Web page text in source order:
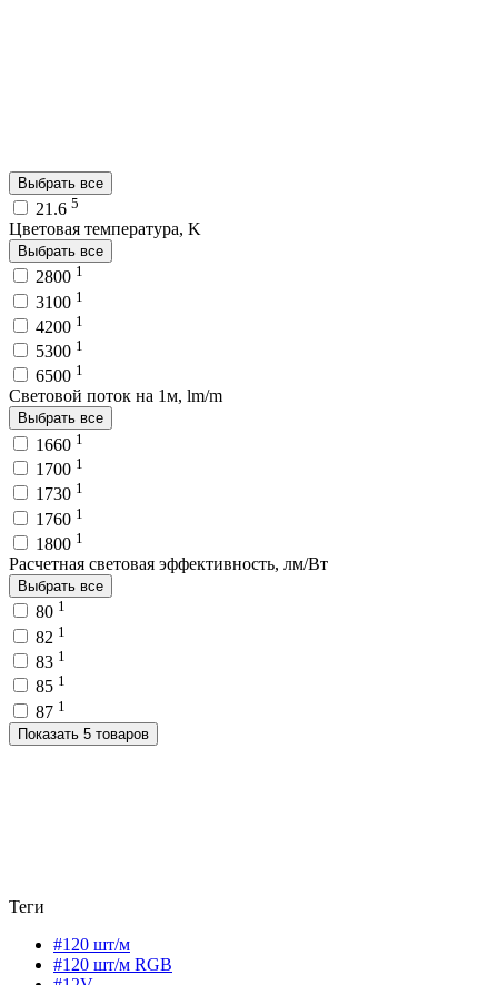
Выбрать все
21.6 5
Цветовая температура, K
Выбрать все
2800 1
3100 1
4200 1
5300 1
6500 1
Световой поток на 1м, lm/m
Выбрать все
1660 1
1700 1
1730 1
1760 1
1800 1
Расчетная световая эффективность, лм/Вт
Выбрать все
80 1
82 1
83 1
85 1
87 1
Показать 5 товаров
Теги
#120 шт/м
#120 шт/м RGB